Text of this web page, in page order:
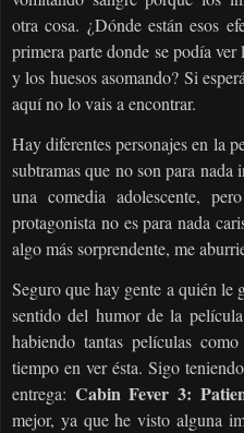
otra cosa. ¿Dónde están esos
primera parte donde se podía
y los huesos asomando? Si
aquí no lo vais a encontrar.
Hay diferentes personajes en la
subtramas que no son para nada
una comedia adolescente,
protagonista no es para nada
algo más sorprendente, me
Seguro que hay gente a quién le
sentido del humor de la
habiendo tantas películas
tiempo en ver ésta. Sigo
entrega: Cabin Fever 3:
mejor, ya que he visto alguna